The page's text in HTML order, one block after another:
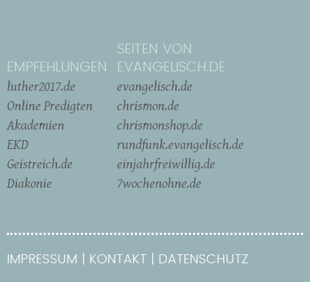
EMPFEHLUNGEN
luther2017.de
Online Predigten
Akademien
EKD
Geistreich.de
Diakonie
SEITEN VON
EVANGELISCH.DE
evangelisch.de
chrismon.de
chrismonshop.de
rundfunk.evangelisch.de
einjahrfreiwillig.de
7wochenohne.de
IMPRESSUM KONTAKT DATENSCHUTZ